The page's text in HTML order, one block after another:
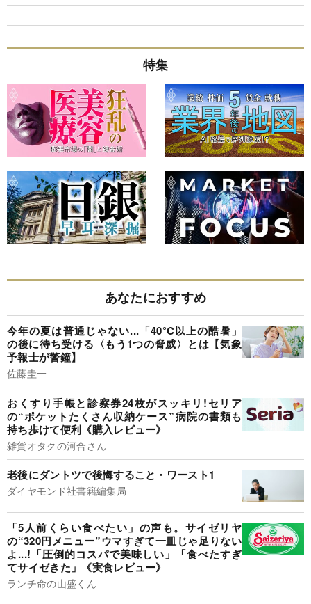
特集
あなたにおすすめ
今年の夏は普通じゃない...「40°C以上の酷暑」
の後に待ち受ける〈もう1つの脅威〉とは【気象
予報士が警鐘】
佐藤圭一
おくすり手帳と診察券24枚がスッキリ!セリア
の“ポケットたくさん収納ケース”病院の書類も
持ち歩けて便利《購入レビュー》
雑貨オタクの河合さん
老後にダントツで後悔すること・ワースト1
ダイヤモンド社書籍編集局
「5人前くらい食べたい」の声も。サイゼリヤ
の“320円メニュー”ウマすぎて一皿じゃ足りない
よ...!「圧倒的コスパで美味しい」「食べたすぎ
てサイゼきた」《実食レビュー》
ランチ命の山盛くん